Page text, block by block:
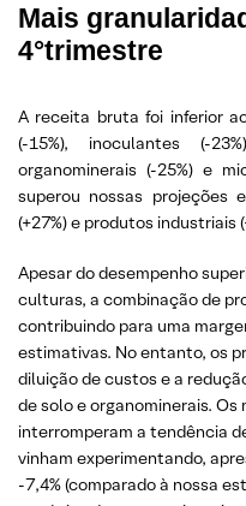
Mais
4°trimestre
A receita bruta foi inferior
(-15%), inoculantes (-
organominerais (-25%) e
superou nossas projeções
(+27%) e produtos industriais
Apesar do desempenho
culturas, a combinação de
contribuindo para uma
estimativas. No entanto, os
diluição de custos e a
de solo e organominerais.
interromperam a tendência
vinham experimentando,
-7,4% (comparado à nossa